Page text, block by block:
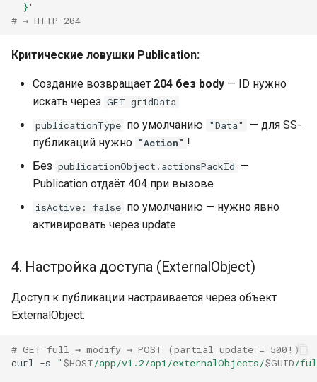
  }'
# → HTTP 204
Критические ловушки Publication:
Создание возвращает 204 без body — ID нужно
искать через GET gridData
publicationType по умолчанию "Data"
— для SS-
публикаций нужно "Action" !
Без publicationObject.actionsPackId —
Publication отдаёт 404 при вызове
isActive: false по умолчанию — нужно явно
активировать через update
4. Настройка доступа (ExternalObject)
Доступ к публикации настраивается через объект
ExternalObject:
# GET full → modify → POST (partial update = 500!)
curl
-s " $HOST/app/v1.2/api/externalObjects/$GUID/